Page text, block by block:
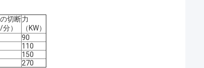
切断
分）
力
（KW）
90
110
150
270